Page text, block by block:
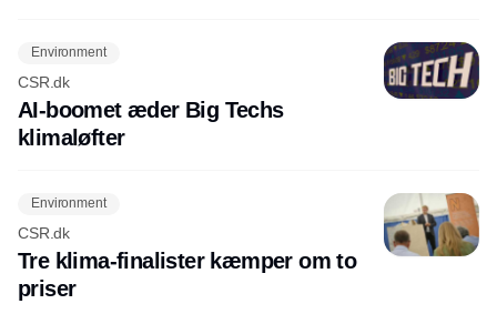
Environment
CSR.dk
AI-boomet æder Big Techs
klimaløfter
Environment
CSR.dk
Tre klima-finalister kæmper om to
priser